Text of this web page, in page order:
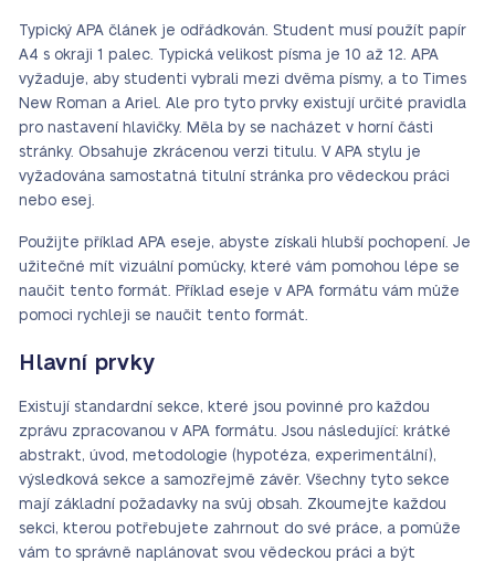
Typický APA článek je odřádkován. Student musí použít papír
A4 s okraji 1 palec. Typická velikost písma je 10 až 12. APA
vyžaduje, aby studenti vybrali mezi dvěma písmy, a to Times
New Roman a Ariel. Ale pro tyto prvky existují určité pravidla
pro nastavení hlavičky. Měla by se nacházet v horní části
stránky. Obsahuje zkrácenou verzi titulu. V APA stylu je
vyžadována samostatná titulní stránka pro vědeckou práci
nebo esej.
Použijte příklad APA eseje, abyste získali hlubší pochopení. Je
užitečné mít vizuální pomůcky, které vám pomohou lépe se
naučit tento formát. Příklad eseje v APA formátu vám může
pomoci rychleji se naučit tento formát.
Hlavní prvky
Existují standardní sekce, které jsou povinné pro každou
zprávu zpracovanou v APA formátu. Jsou následující: krátké
abstrakt, úvod, metodologie (hypotéza, experimentální),
výsledková sekce a samozřejmě závěr. Všechny tyto sekce
mají základní požadavky na svůj obsah. Zkoumejte každou
sekci, kterou potřebujete zahrnout do své práce, a pomůže
vám to správně naplánovat svou vědeckou práci a být